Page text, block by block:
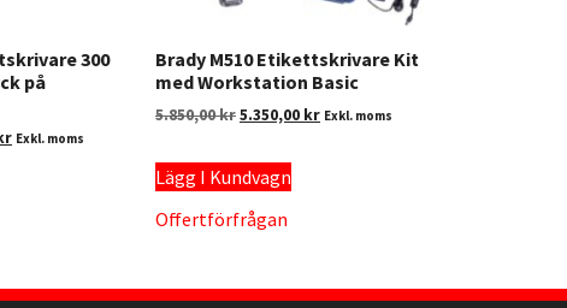
300
på
Exkl. moms
Brady M510 Etikettskrivare Kit
med Workstation Basic
5.850,00kr5.350,00 kr Exkl. moms
Lägg I Kundvagn
Offertförfrågan